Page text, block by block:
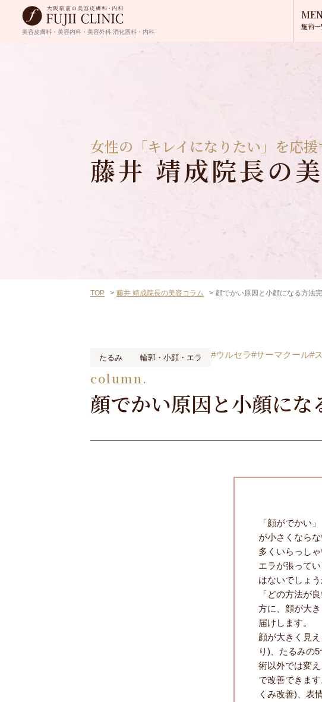
美容皮膚科・美容内科・美容外科 消化器科・内科
施術
女性の「キレイになりたい」を応援
藤井 靖成院長の
TOP 藤井 靖成院長の美容コラム 顔でかい原因と小顔になる方法
たるみ 輪郭・小顔・エラ #ウルセラ#サーマクール#
column.
顔でかい原因と小顔に
「顔がでかい
が小さくなら
多くいらっし
エラが張って
はないでしょ
「どの方法が
方に、顔が大
届けします。
顔が大きく見
り)、たるみの
術以外では変
で改善できま
くみ改善)、表